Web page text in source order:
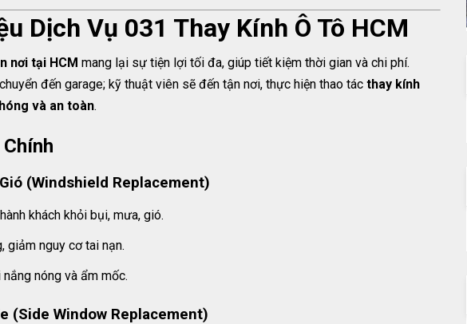
Dịch Vụ 031 Thay Kính Ô Tô HCM
nơi tại HCM mang lại sự tiện lợi tối đa, giúp tiết kiệm thời gian và chi phí.
đến garage; kỹ thuật viên sẽ đến tận nơi, thực hiện thao tác thay kính
và an toàn.
(Windshield Replacement)
khách khỏi bụi, mưa, gió.
giảm nguy cơ tai nạn.
nóng và ẩm mốc.
(Side Window Replacement)